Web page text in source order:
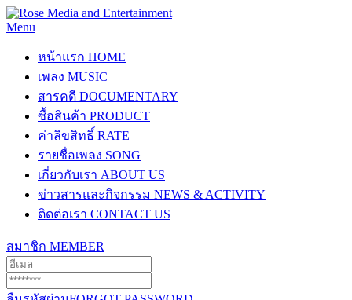
Menu
หน้าแรก HOME
เพลง MUSIC
สารคดี DOCUMENTARY
ซื้อสินค้า PRODUCT
ค่าลิขสิทธิ์ RATE
รายชื่อเพลง SONG
เกี่ยวกับเรา ABOUT US
ข่าวสารและกิจกรรม NEWS & ACTIVITY
ติดต่อเรา CONTACT US
สมาชิก MEMBER